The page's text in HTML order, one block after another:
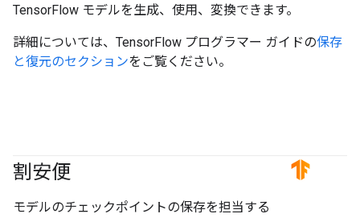
TensorFlow モデルを生成、使用、変換できます。
詳細については、TensorFlow プログラマー ガイドの保存
と復元のセクションをご覧ください。
割安便 #TensorFlow
モデルのチェックポイントの保存を担当する